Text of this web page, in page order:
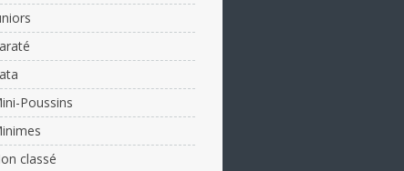
Poussins
classé